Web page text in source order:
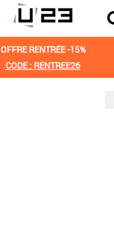
OFFRE RENTRÉE -15%
CODE : RENTREE26